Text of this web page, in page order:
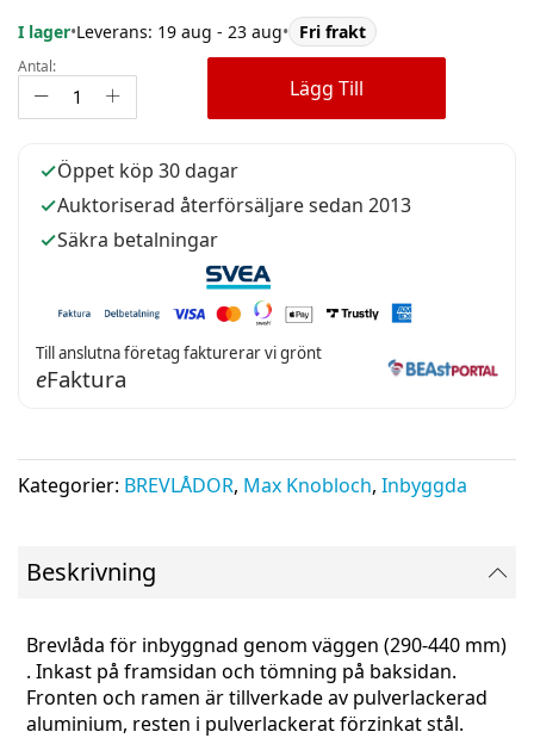
I lager•Leverans: 19 aug - 23 aug• Fri frakt
Antal:
Lägg Till
Öppet köp 30 dagar
Auktoriserad återförsäljare sedan 2013
Säkra betalningar
Till anslutna företag fakturerar vi grönt
eFaktura
Kategorier: BREVLÅDOR, Max Knobloch, Inbyggda
Beskrivning
Brevlåda för inbyggnad genom väggen (290-440 mm)
. Inkast på framsidan och tömning på baksidan.
Fronten och ramen är tillverkade av pulverlackerad
aluminium, resten i pulverlackerat förzinkat stål.